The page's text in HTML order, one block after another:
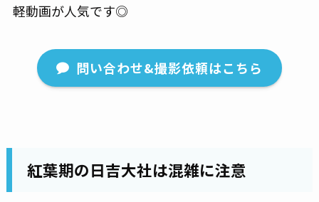
軽動画が人気です◎
問い合わせ&撮影依頼はこちら
紅葉期の日吉大社は混雑に注意